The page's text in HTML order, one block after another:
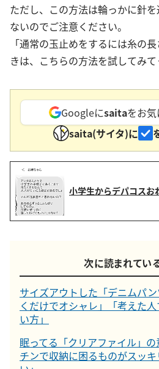
ただし、この方法は輪っかに針
ないのでご注意ください。
「通常の玉止めをするには糸の
きは、こちらの方法を試してみて
Googleにsaitaをお
saita(サイタ)に
小学生からデパコス
次に読まれてい
サイズアウトした「デニムパ
くだけでオシャレ」「考えた
い方」
眠ってる「クリアファイル」
チンで収納に困るものがスッ